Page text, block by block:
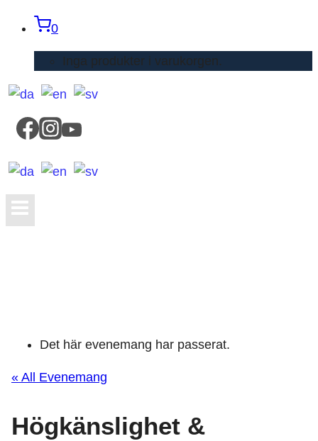
0
Inga produkter i varukorgen.
Det här evenemang har passerat.
« All Evenemang
Högkänslighet &